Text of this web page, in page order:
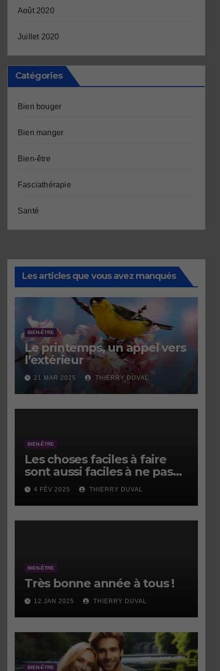
Août 2020
Juillet 2020
Catégories
Bien bouger
Bien manger
Bien-être
Fasciathérapie
Santé
Les articles que vous avez manqués
BIEN-ÊTRE
Le printemps, un appel vers
l’extérieur
21 MAR 2025 THIERRY DUVAL
BIEN-ÊTRE
Les choses faciles à faire
sont aussi faciles à ne pas
faire.
4 FÉV 2025 THIERRY DUVAL
BIEN-ÊTRE
Très bonne année à tous !
12 JAN 2025 THIERRY DUVAL
BIEN-ÊTRE